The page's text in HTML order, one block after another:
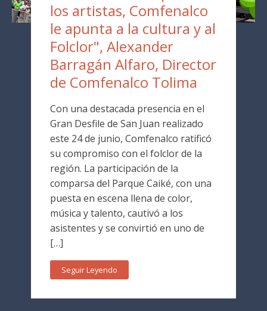
los artistas, Comfenalco
le apunta a la cultura y al
Folclor", Alexander
Barragán Alfaro, Director
de Comfenalco Tolima
Con una destacada presencia en el
Gran Desfile de San Juan realizado
este 24 de junio, Comfenalco ratificó
su compromiso con el folclor de la
región. La participación de la
comparsa del Parque Caiké, con una
puesta en escena llena de color,
música y talento, cautivó a los
asistentes y se convirtió en uno de
[…]
Seguir Leyendo